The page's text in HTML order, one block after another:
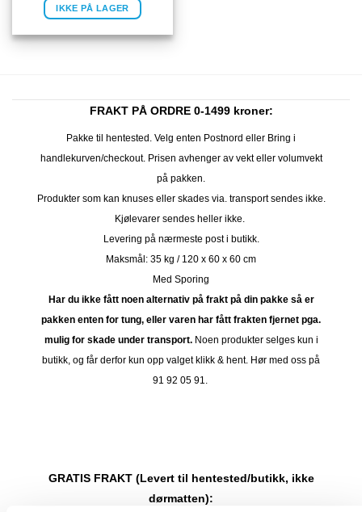
IKKE PÅ LAGER
FRAKT PÅ ORDRE 0-1499 kroner:
Pakke til hentested. Velg enten Postnord eller Bring i
handlekurven/checkout. Prisen avhenger av vekt eller volumvekt
på pakken.
Produkter som kan knuses eller skades via. transport sendes ikke.
Kjølevarer sendes heller ikke.
Levering på nærmeste post i butikk.
Maksmål: 35 kg / 120 x 60 x 60 cm
Med Sporing
Har du ikke fått noen alternativ på frakt på din pakke så er
pakken enten for tung, eller varen har fått frakten fjernet pga.
mulig for skade under transport.Noen produkter selges kun i
butikk, og får derfor kun opp valget klikk & hent. Hør med oss på
91 92 05 91.
GRATIS FRAKT (Levert til hentested/butikk, ikke
dørmatten):